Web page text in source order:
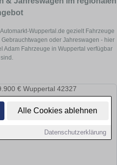
Alle Cookies ablehnen
Datenschutzerklärung
Wuppertal.de gezielt Fahrzeuge
oder Jahreswagen - hier
Adam Fahrzeuge in Wuppertal verfügbar
sind.